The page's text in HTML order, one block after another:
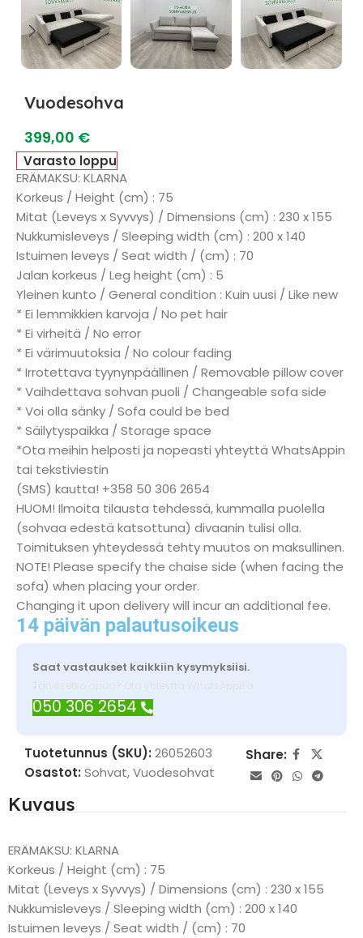
Vuodesohva
399,00 €
Varasto loppu
ERÄMAKSU: KLARNA
Korkeus / Height (cm) : 75
Mitat (Leveys x Syvvys) / Dimensions (cm) : 230 x 155
Nukkumisleveys / Sleeping width (cm) : 200 x 140
Istuimen leveys / Seat width / (cm) : 70
Jalan korkeus / Leg height (cm) : 5
Yleinen kunto / General condition : Kuin uusi / Like new
* Ei lemmikkien karvoja / No pet hair
* Ei virheitä / No error
* Ei värimuutoksia / No colour fading
* Irrotettava tyynynpäällinen / Removable pillow cover
* Vaihdettava sohvan puoli / Changeable sofa side
* Voi olla sänky / Sofa could be bed
* Säilytyspaikka / Storage space
*Ota meihin helposti ja nopeasti yhteyttä WhatsAppin
tai tekstiviestin
(SMS) kautta! +358 50 306 2654
HUOM! Ilmoita tilausta tehdessä, kummalla puolella
(sohvaa edestä katsottuna) divaanin tulisi olla.
Toimituksen yhteydessä tehty muutos on maksullinen.
NOTE! Please specify the chaise side (when facing the
sofa) when placing your order.
Changing it upon delivery will incur an additional fee.
14 päivän palautusoikeus
Saat vastaukset kaikkiin kysymyksiisi.
Tarvitsetko apua? Ota yhteyttä WhatsAppilla
050 306 2654
Tuotetunnus (SKU): 26052603
Osastot: Sohvat,Vuodesohvat
Share:
Kuvaus
ERÄMAKSU: KLARNA
Korkeus / Height (cm) : 75
Mitat (Leveys x Syvvys) / Dimensions (cm) : 230 x 155
Nukkumisleveys / Sleeping width (cm) : 200 x 140
Istuimen leveys / Seat width / (cm) : 70